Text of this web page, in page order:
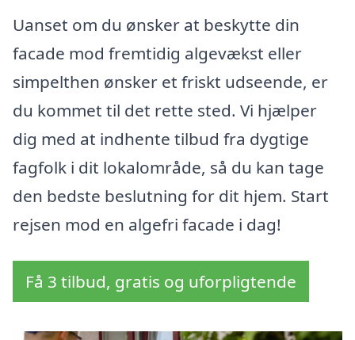
Uanset om du ønsker at beskytte din
facade mod fremtidig algevækst eller
simpelthen ønsker et friskt udseende, er
du kommet til det rette sted. Vi hjælper
dig med at indhente tilbud fra dygtige
fagfolk i dit lokalområde, så du kan tage
den bedste beslutning for dit hjem. Start
rejsen mod en algefri facade i dag!
Få 3 tilbud, gratis og uforpligtende